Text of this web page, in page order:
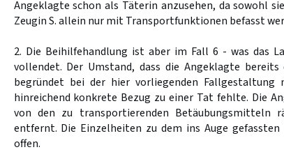
Angeklagte schon als Täterin anzusehen, da sowohl
Zeugin S. allein nur mit Transportfunktionen befasst
2. Die Beihilfehandlung ist aber im Fall 6 - was das
vollendet. Der Umstand, dass die Angeklagte
begründet bei der hier vorliegenden Fallgestaltung
hinreichend konkrete Bezug zu einer Tat fehlte. Die
von den zu transportierenden Betäubungsmitteln
entfernt. Die Einzelheiten zu dem ins Auge
offen.